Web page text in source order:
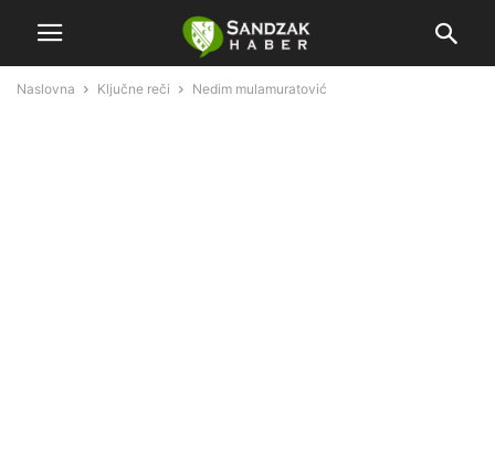
Naslovna Ključne reči Nedim mulamuratović